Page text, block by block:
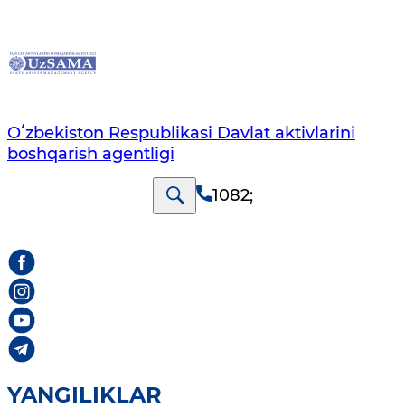
Oʻzbekiston Respublikasi Davlat aktivlarini
boshqarish agentligi
1082;
YANGILIKLAR